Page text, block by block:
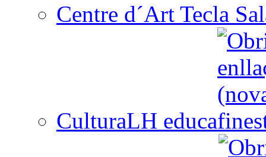
Centre d´Art Tecla
CulturaLH educa